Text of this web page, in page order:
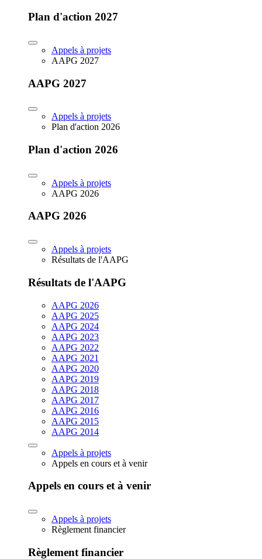
Plan d'action 2027
Appels à projets
AAPG 2027
AAPG 2027
Appels à projets
Plan d'action 2026
Plan d'action 2026
Appels à projets
AAPG 2026
AAPG 2026
Appels à projets
Résultats de l'AAPG
Résultats de l'AAPG
AAPG 2026
AAPG 2025
AAPG 2024
AAPG 2023
AAPG 2022
AAPG 2021
AAPG 2020
AAPG 2019
AAPG 2018
AAPG 2017
AAPG 2016
AAPG 2015
AAPG 2014
Appels à projets
Appels en cours et à venir
Appels en cours et à venir
Appels à projets
Règlement financier
Règlement financier